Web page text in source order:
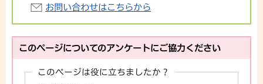
お問い合わせはこちらから
このページについてのアンケートにご協力ください
このページは役に立ちましたか？